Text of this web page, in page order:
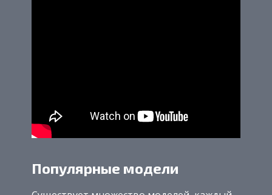
Популярные модели